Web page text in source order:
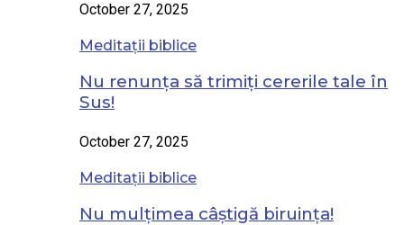
October 27, 2025
Meditații biblice
Nu renunța să trimiți cererile tale în
Sus!
October 27, 2025
Meditații biblice
Nu mulțimea câștigă biruința!